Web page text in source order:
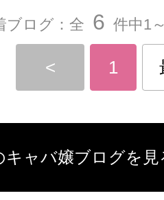
ブログ：全 6 件中1
< 1
キャバ嬢ブログを見